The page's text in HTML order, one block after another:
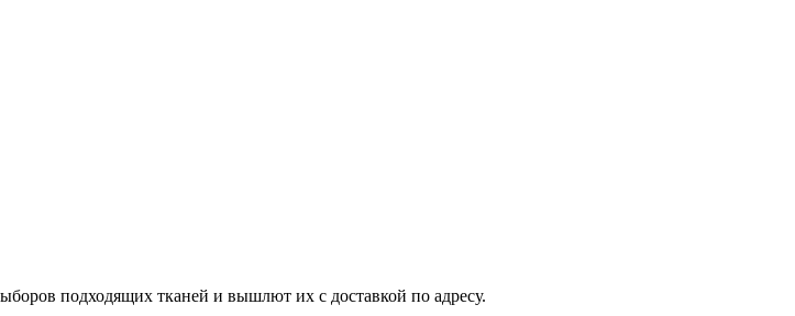
подходящих тканей и вышлют их с доставкой по адресу.